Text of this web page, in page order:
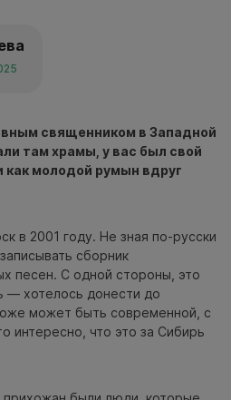
священником в Западной
там храмы, у вас был свой
как молодой румын вдруг
в 2001 году. Не зная по-русски
сборник
песен. С одной стороны, это
— хотелось донести до
может быть современной, с
интересно, что это за Сибирь